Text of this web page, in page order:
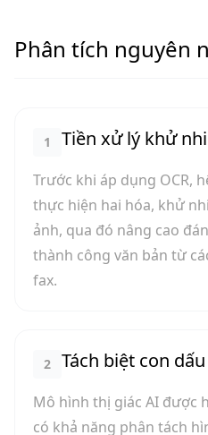
Phân tích nguyên
1 Tiền xử lý khử
Trước khi áp dụng OCR,
thực hiện hai hóa, khử
ảnh, qua đó nâng cao
thành công văn bản từ
fax.
2 Tách biệt con
Mô hình thị giác AI được
có khả năng phân tách